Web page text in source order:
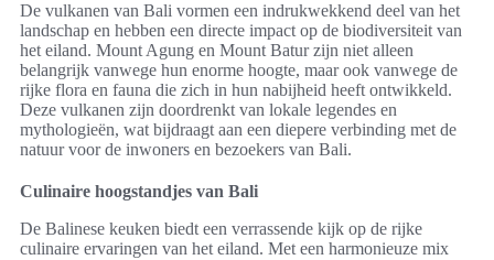
De vulkanen van Bali vormen een indrukwekkend deel van het
landschap en hebben een directe impact op de biodiversiteit van
het eiland. Mount Agung en Mount Batur zijn niet alleen
belangrijk vanwege hun enorme hoogte, maar ook vanwege de
rijke flora en fauna die zich in hun nabijheid heeft ontwikkeld.
Deze vulkanen zijn doordrenkt van lokale legendes en
mythologieën, wat bijdraagt aan een diepere verbinding met de
natuur voor de inwoners en bezoekers van Bali.
Culinaire hoogstandjes van Bali
De Balinese keuken biedt een verrassende kijk op de rijke
culinaire ervaringen van het eiland. Met een harmonieuze mix